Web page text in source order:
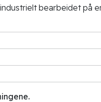
bearbeidet på